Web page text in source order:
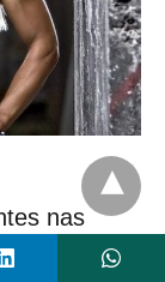
nas